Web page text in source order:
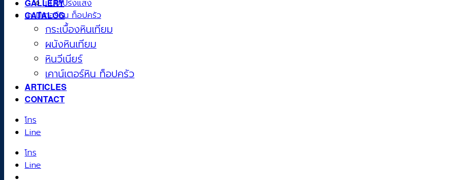
GALLERY
CATALOG
กระเบื้องหินเทียม
ผนังหินเทียม
หินวีเนียร์
เคาน์เตอร์หิน ท็อปครัว
ARTICLES
CONTACT
โทร
Line
โทร
Line
แบบโปร่งแสง
เคาน์เตอร์หิน ท็อปครัว